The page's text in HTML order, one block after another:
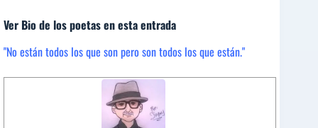
Ver Bio de los poetas en esta entrada
"No están todos los que son pero son todos los que están."